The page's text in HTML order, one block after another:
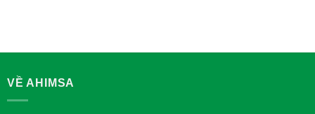
VỀ AHIMSA